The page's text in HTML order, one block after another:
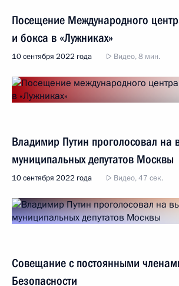
Посещение Международного
и бокса в «Лужниках»
10 сентября 2022 года Видео, 8 мин.
Владимир Путин проголосовал на
муниципальных депутатов Москвы
10 сентября 2022 года Видео, 47 сек.
Совещание с постоянными
Безопасности